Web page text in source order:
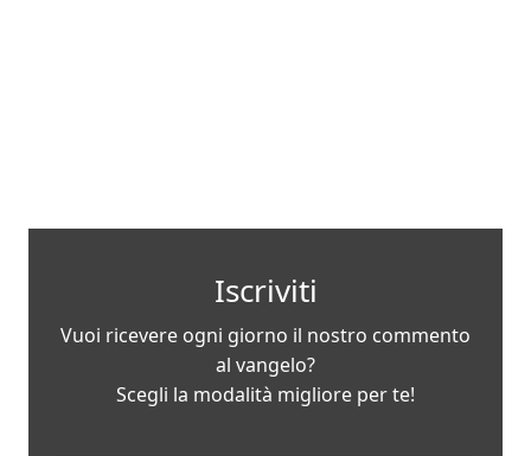
Iscriviti
Vuoi ricevere ogni giorno il nostro commento
al vangelo?
Scegli la modalità migliore per te!